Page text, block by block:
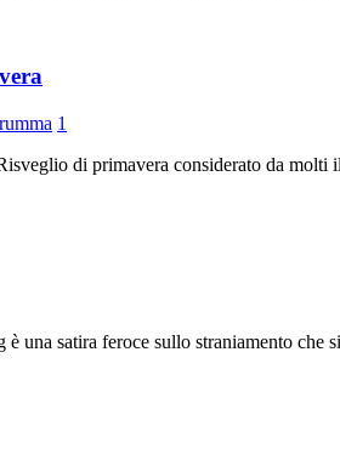
1
di primavera considerato da molti
una satira feroce sullo straniamento che